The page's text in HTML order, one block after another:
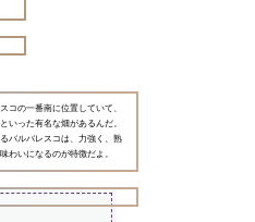
コの一番南に位置していて、
いった有名な畑があるんだ。
バルバレスコは、力強く、熟
わいになるのが特徴だよ。